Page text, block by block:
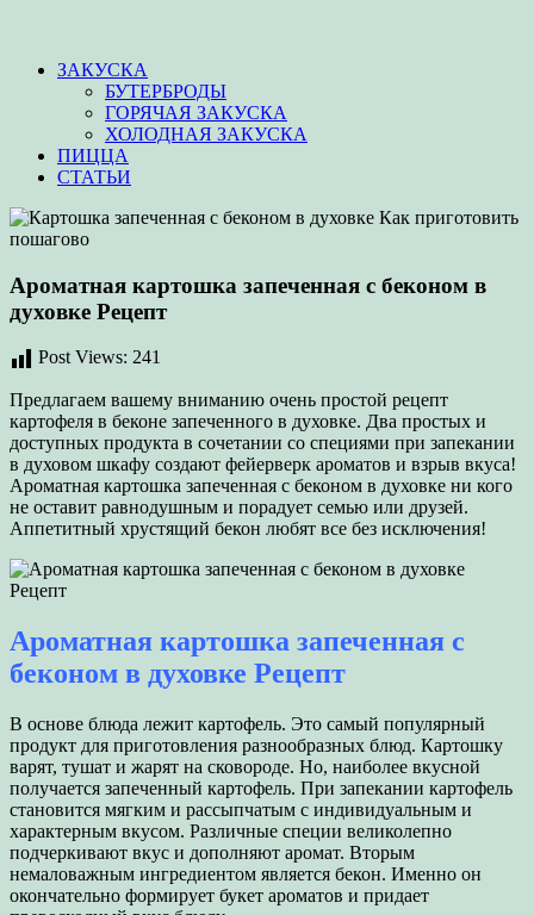
ЗАКУСКА
БУТЕРБРОДЫ
ГОРЯЧАЯ ЗАКУСКА
ХОЛОДНАЯ ЗАКУСКА
ПИЦЦА
СТАТЬИ
Ароматная картошка запеченная с беконом в
духовке Рецепт
Post Views: 241
Предлагаем вашему вниманию очень простой рецепт
картофеля в беконе запеченного в духовке. Два простых и
доступных продукта в сочетании со специями при запекании
в духовом шкафу создают фейерверк ароматов и взрыв вкуса!
Ароматная картошка запеченная с беконом в духовке ни кого
не оставит равнодушным и порадует семью или друзей.
Аппетитный хрустящий бекон любят все без исключения!
Ароматная картошка запеченная с
беконом в духовке Рецепт
В основе блюда лежит картофель. Это самый популярный
продукт для приготовления разнообразных блюд. Картошку
варят, тушат и жарят на сковороде. Но, наиболее вкусной
получается запеченный картофель. При запекании картофель
становится мягким и рассыпчатым с индивидуальным и
характерным вкусом. Различные специи великолепно
подчеркивают вкус и дополняют аромат. Вторым
немаловажным ингредиентом является бекон. Именно он
окончательно формирует букет ароматов и придает